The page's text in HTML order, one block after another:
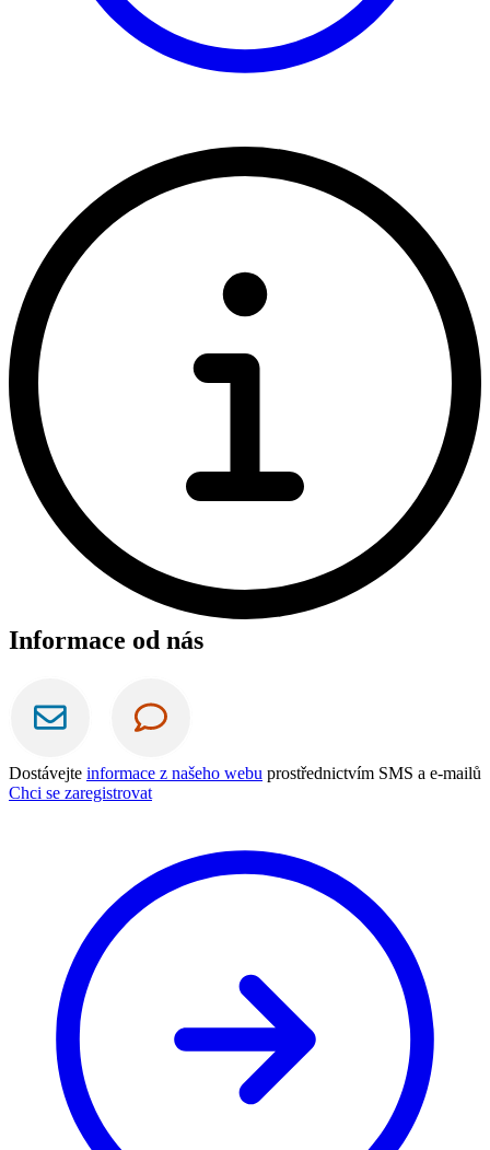
Informace od nás
Dostávejte informace z našeho webu prostřednictvím SMS a e-mailů
Chci se zaregistrovat